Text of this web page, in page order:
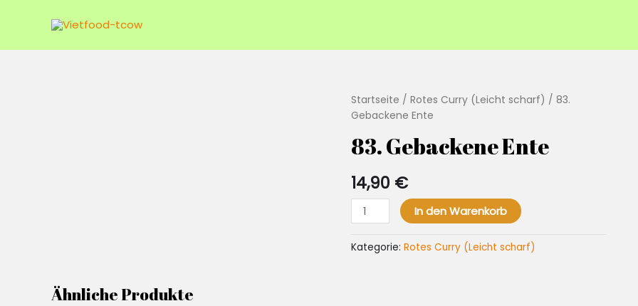
Startseite / Rotes Curry (Leicht scharf) / 83.
Gebackene Ente
83. Gebackene Ente
14,90 €
83.
Gebackene
Ente
Menge
In den Warenkorb
Kategorie: Rotes Curry (Leicht scharf)
Ähnliche Produkte